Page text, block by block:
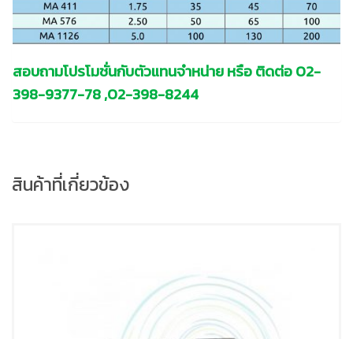
สอบถามโปรโมชั่นกับตัวแทนจำหน่าย หรือ ติดต่อ02-
398-9377-78 ,02-398-8244
สินค้าที่เกี่ยวข้อง